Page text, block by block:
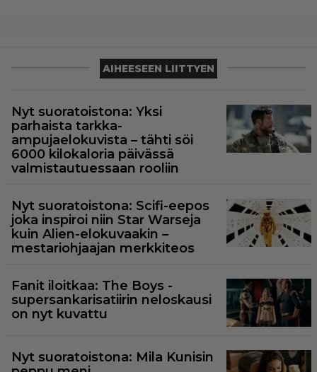
AIHEESEEN LIITTYEN
Nyt suoratoistona: Yksi
parhaista tarkka-
ampujaelokuvista – tähti söi
6000 kilokaloria päivässä
valmistautuessaan rooliin
Nyt suoratoistona: Scifi-eepos
joka inspiroi niin Star Warseja
kuin Alien-elokuvaakin –
mestariohjaajan merkkiteos
Fanit iloitkaa: The Boys -
supersankarisatiirin neloskausi
on nyt kuvattu
Nyt suoratoistona: Mila Kunisin